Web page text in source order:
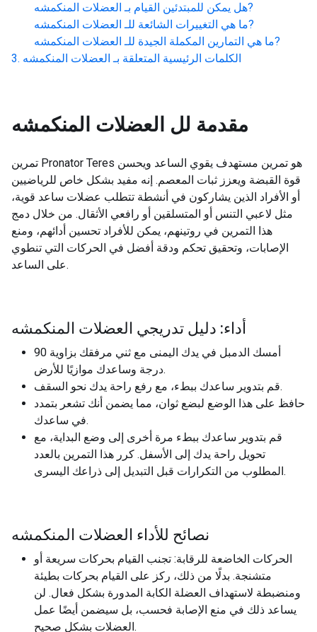
هل يمكن للمبتدئين القيام بـ العضلات المنكمشه
?
ما هي التغييرات الشائعة للـ العضلات المنكمشه
?
ما هي التمارين المكملة الجيدة للـ العضلات المنكمشه
?
الكلمات الرئيسية المتعلقة بـ العضلات المنكمشه
مقدمة لل العضلات المنكمشه
تمرين Pronator Teres هو تمرين مستهدف يقوي الساعد ويحسن
قوة القبضة ويعزز ثبات المعصم. إنه مفيد بشكل خاص للرياضيين
أو الأفراد الذين يشاركون في أنشطة تتطلب عضلات ساعد قوية،
مثل لاعبي التنس أو المتسلقين أو رافعي الأثقال. من خلال دمج
هذا التمرين في روتينهم، يمكن للأفراد تحسين أدائهم، ومنع
الإصابات، وتحقيق تحكم ودقة أفضل في الحركات التي تنطوي
على الساعد.
أداء: دليل تدريجي العضلات المنكمشه
أمسك الدمبل في يدك اليمنى مع ثني مرفقك بزاوية 90
درجة وساعدك موازيًا للأرض.
قم بتدوير ساعدك ببطء، مع رفع راحة يدك نحو السقف.
حافظ على هذا الوضع لبضع ثوان، مما يضمن أنك تشعر بتمدد
في ساعدك.
قم بتدوير ساعدك ببطء مرة أخرى إلى وضع البداية، مع
تحويل راحة يدك إلى الأسفل. كرر هذا التمرين بالعدد
المطلوب من التكرارات قبل التبديل إلى ذراعك اليسرى.
نصائح للأداء العضلات المنكمشه
الحركات الخاضعة للرقابة: تجنب القيام بحركات سريعة أو
متشنجة. بدلًا من ذلك، ركز على القيام بحركات بطيئة
ومنضبطة لاستهداف العضلة الكابة المدورة بشكل فعال. لن
يساعد ذلك في منع الإصابة فحسب، بل سيضمن أيضًا عمل
العضلات بشكل صحيح.